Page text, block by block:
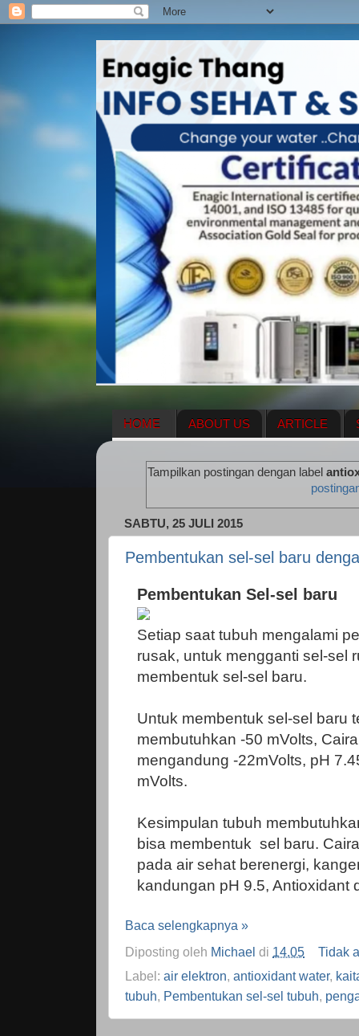
HOME ABOUT US ARTICLE
ENAGIC COMPENSATION PLAN
Tampilkan postingan dengan label
SABTU, 25 JULI 2015
Pembentukan sel-sel baru
Pembentukan Sel-sel baru
Setiap saat tubuh mengalami
rusak, untuk mengganti sel-sel
membentuk sel-sel baru.
Untuk membentuk sel-sel baru
membutuhkan -50 mVolts,
mengandung -22mVolts, pH
mVolts.
Kesimpulan tubuh
bisa membentuk sel baru.
pada air sehat berenergi,
kandungan pH 9.5, Antioxidant
Baca selengkapnya »
Diposting oleh Michael di 14.05
Tidak
Label: air elektron, antioxidant water,
tubuh, Pembentukan sel-sel tubuh,